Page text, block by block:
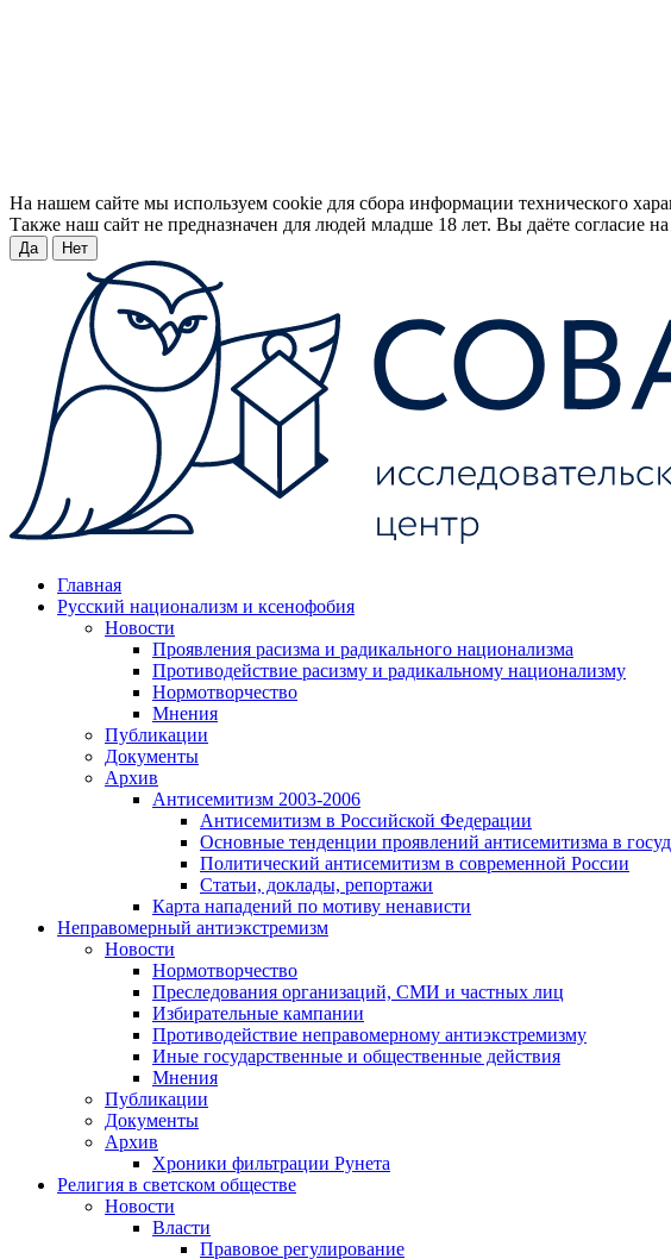
На нашем сайте мы используем cookie для сбора информации технического
Также наш сайт не предназначен для людей младше 18 лет. Вы даёте согласие
Да Нет
Главная
Русский национализм и ксенофобия
Новости
Проявления расизма и радикального национализма
Противодействие расизму и радикальному национализму
Нормотворчество
Мнения
Публикации
Документы
Архив
Антисемитизм 2003-2006
Антисемитизм в Российской Федерации
Основные тенденции проявлений антисемитизма в
Политический антисемитизм в современной России
Статьи, доклады, репортажи
Карта нападений по мотиву ненависти
Неправомерный антиэкстремизм
Новости
Нормотворчество
Преследования организаций, СМИ и частных лиц
Избирательные кампании
Противодействие неправомерному антиэкстремизму
Иные государственные и общественные действия
Мнения
Публикации
Документы
Архив
Хроники фильтрации Рунета
Религия в светском обществе
Новости
Власти
Правовое регулирование